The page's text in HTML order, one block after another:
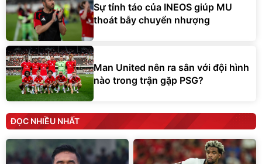
Sự tỉnh táo của INEOS giúp MU
thoát bẫy chuyển nhượng
Man United nên ra sân với đội hình
nào trong trận gặp PSG?
ĐỌC NHIỀU NHẤT